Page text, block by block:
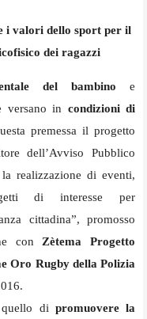
i valori dello sport per il
dei ragazzi
del bambino e
versano in condizioni di
premessa il progetto
dell’Avviso Pubblico
realizzazione di eventi,
di interesse per
cittadina”, promosso
con Zètema Progetto
Oro Rugby della Polizia
di promuovere la